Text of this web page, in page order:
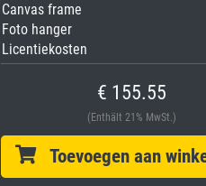
Canvas frame
Foto hanger
Licentiekosten
€ 155.55
(Enthält 21% MwSt.)
Toevoegen aan